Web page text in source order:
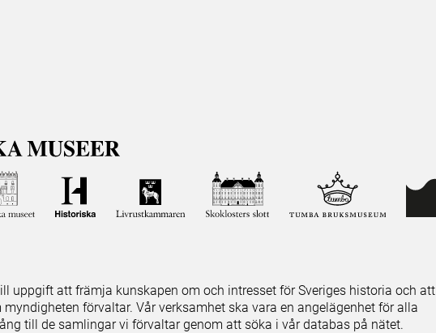
uppgift att främja kunskapen om och intresset för Sveriges historia och att
förvaltar. Vår verksamhet ska vara en angelägenhet för alla
till de samlingar vi förvaltar genom att söka i vår databas på nätet.